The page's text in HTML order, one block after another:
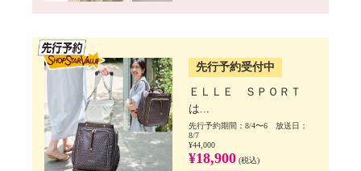
先行予約受付中
ＥＬＬＥ ＳＰＯＲＴ
は...
先行予約期間：8/4〜6 放送日：
8/7
¥44,000
¥18,900 (税込)